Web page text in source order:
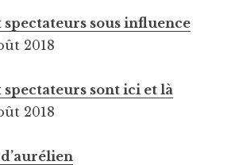
spectateurs sous influence
2018
spectateurs sont ici et là
2018